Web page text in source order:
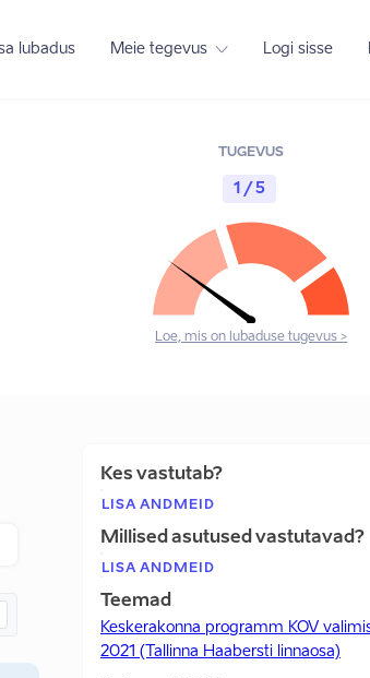
lubadus Meie tegevus Logi sisse
TUGEVUS
1 / 5
Loe, mis on lubaduse tugevus >
Kes vastutab?
LISA ANDMEID
Millised asutused vastutavad?
LISA ANDMEID
Teemad
Keskerakonna programm KOV
2021 (Tallinna Haabersti linnaosa)